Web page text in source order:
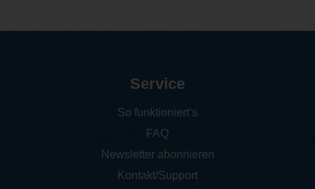
Service
So funktioniert‘s
FAQ
Newsletter abonnieren
Kontakt/Support